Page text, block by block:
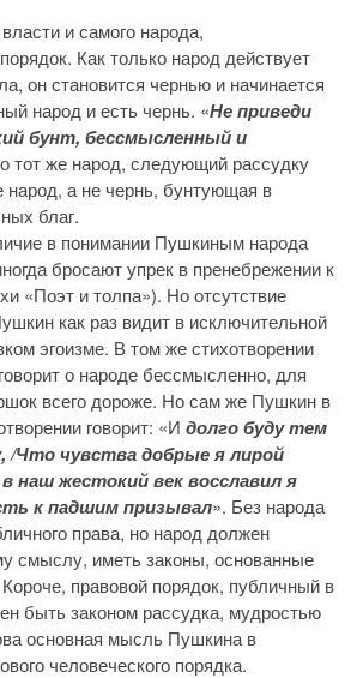
и самого народа,
Как только народ действует
он становится чернью и начинается
народ и есть чернь. «Не приведи
бунт, бессмысленный и
тот же народ, следующий рассудку
народ, а не чернь, бунтующая в
благ.
в понимании Пушкиным народа
бросают упрек в пренебрежении к
«Поэт и толпа»). Но отсутствие
как раз видит в исключительной
эгоизме. В том же стихотворении
о народе бессмысленно, для
всего дороже. Но сам же Пушкин в
говорит: «И долго буду тем
/Что чувства добрые я лирой
наш жестокий век восславил я
к падшим призывал». Без народа
права, но народ должен
смыслу, иметь законы, основанные
правовой порядок, публичный в
быть законом рассудка, мудростью
основная мысль Пушкина в
человеческого порядка.